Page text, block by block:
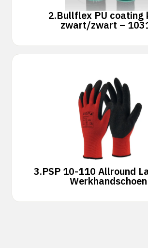
2.Bullflex PU coating
zwart/zwart –
3.PSP 10-110 Allround
Werkhandschoen